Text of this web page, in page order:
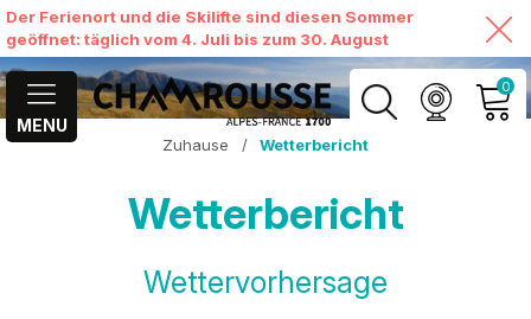
Der Ferienort und die Skilifte sind diesen Sommer
geöffnet: täglich vom 4. Juli bis zum 30. August
MENU
0
MEIN KONTO
MEINEN WARENKORB
Zuhause / Wetterbericht
Wetterbericht
Wettervorhersage